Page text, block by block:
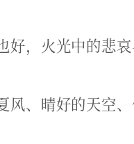
，火光中的悲哀
风、晴好的天空